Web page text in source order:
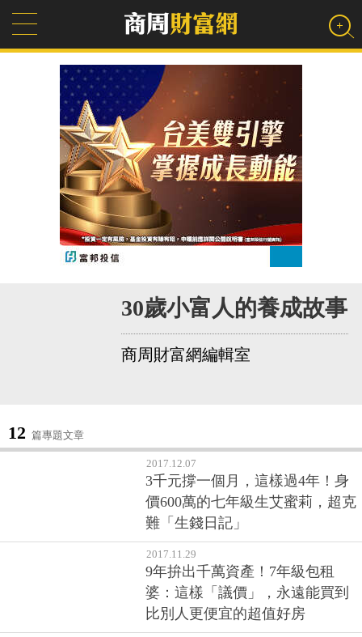
30歲小富人的養成故事
商周財富網編輯室
12 篇專題文章
2017.12.07
3千元撐一個月，這樣過4年！身
價600萬的七年級生艾蜜莉，超克
難「生錢日記」
2017.11.29
9年拚出千萬資產！7年級包租
婆：這樣「議價」，永遠能買到
比別人更便宜的超值好房